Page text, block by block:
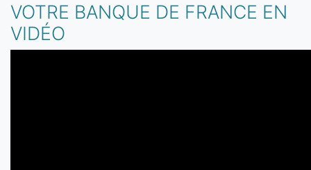
VOTRE BANQUE DE FRANCE EN
VIDÉO